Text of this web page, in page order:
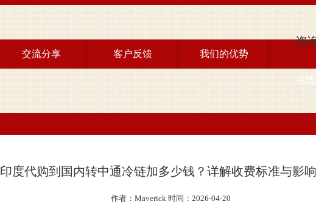
咨
交流分享 客户反馈 我们的优势
在
印度代购到国内转中通冷链加多少钱？详解收费标准与影
作者：Maverick 时间：2026-04-20